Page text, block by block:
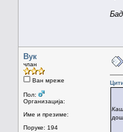
Вук
члан
Ван мреже
Пол:
Организација:
Име и презиме:
Поруке: 194